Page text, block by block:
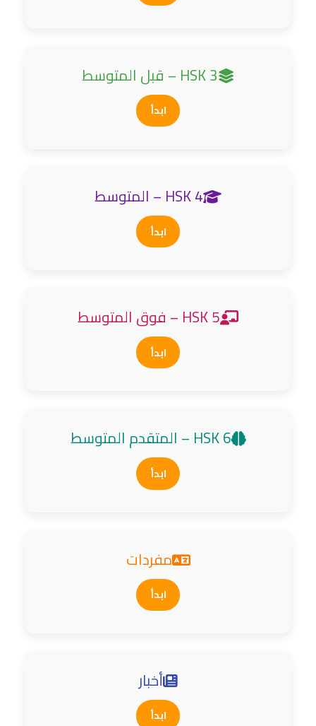
HSK 3 – قبل المتوسط
ابدأ
HSK 4 – المتوسط
ابدأ
HSK 5 – فوق المتوسط
ابدأ
HSK 6 – المتقدم المتوسط
ابدأ
مفردات
ابدأ
أخبار
ابدأ